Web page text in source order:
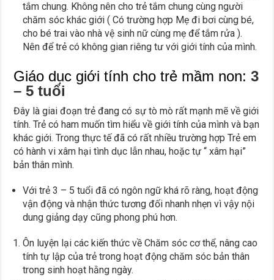
tắm chung. Không nên cho trẻ tắm chung cùng người
chăm sóc khác giới ( Có trường hợp Mẹ đi bơi cùng bé,
cho bé trai vào nhà vệ sinh nữ cùng mẹ để tắm rửa ).
Nên để trẻ có không gian riêng tư với giới tính của mình.
Giáo dục giới tính cho trẻ mầm non:3
– 5 tuổi
Đây là giai đoạn trẻ đang có sự tò mò rất mạnh mẽ về giới
tính. Trẻ có ham muốn tìm hiểu về giới tính của mình và bạn
khác giới. Trong thực tế đã có rất nhiều trường hợp Trẻ em
có hành vi xâm hại tình dục lẫn nhau, hoặc tự “ xâm hại”
bản thân mình.
Với trẻ 3 – 5 tuổi đã có ngôn ngữ khá rõ ràng, hoạt động
vận động và nhận thức tương đối nhanh nhẹn vì vậy nội
dung giảng dạy cũng phong phú hơn.
Ôn luyện lại các kiến thức về Chăm sóc cơ thể, nâng cao
tính tự lập của trẻ trong hoạt động chăm sóc bản thân
trong sinh hoạt hằng ngày.